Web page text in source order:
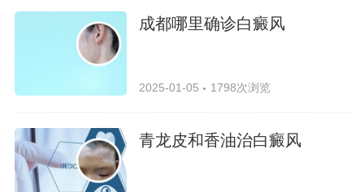
成都哪里确诊白癜风
2025-01-05 1798次浏览
青龙皮和香油治白癜风